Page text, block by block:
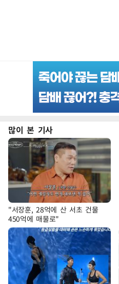
많이 본 기사
"서장훈, 28억에 산 서초 건물
450억에 매물로"